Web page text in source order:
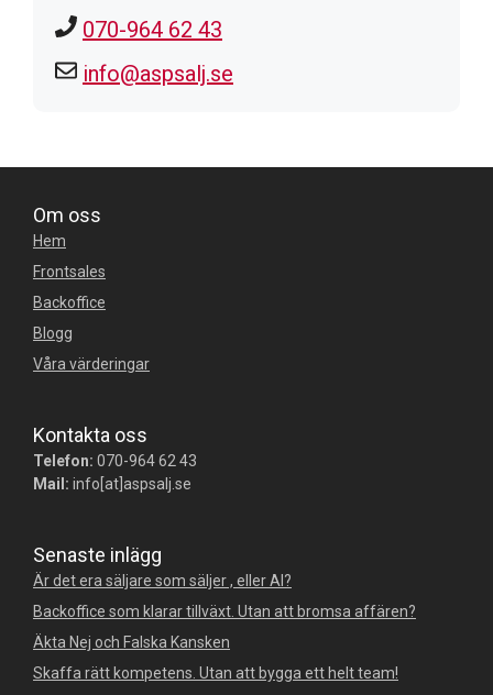
070-964 62 43
info@aspsalj.se
Om oss
Hem
Frontsales
Backoffice
Blogg
Våra värderingar
Kontakta oss
Telefon: 070-964 62 43
Mail: info[at]aspsalj.se
Senaste inlägg
Är det era säljare som säljer , eller AI?
Backoffice som klarar tillväxt. Utan att bromsa affären?
Äkta Nej och Falska Kansken
Skaffa rätt kompetens. Utan att bygga ett helt team!